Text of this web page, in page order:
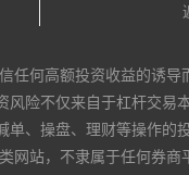
何高额投资收益的诱
险不仅来自于杠杆交
、操盘、理财等操作的
网站，不隶属于任何券